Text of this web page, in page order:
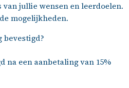
van jullie wensen en leerdoelen.
mogelijkheden.
bevestigd?
na een aanbetaling van 15%